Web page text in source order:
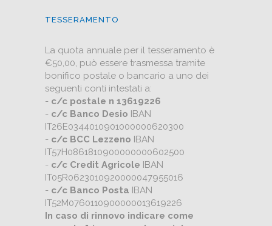
TESSERAMENTO
La quota annuale per il tesseramento è
€50,00, può essere trasmessa tramite
bonifico postale o bancario a uno dei
seguenti conti intestati a:
- c/c postale n 13619226
- c/c Banco Desio IBAN
IT26E0344010901000000620300
- c/c BCC Lezzeno IBAN
IT57H0861810900000000602500
- c/c Credit Agricole IBAN
IT05R0623010920000047955016
- c/c Banco Posta IBAN
IT52M0760110900000013619226
In caso di rinnovo indicare come